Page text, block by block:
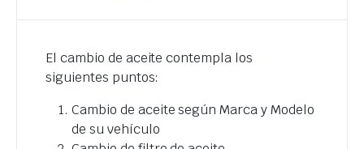
El cambio de aceite contempla los
siguientes puntos:
Cambio de aceite según Marca y Modelo
de su vehículo